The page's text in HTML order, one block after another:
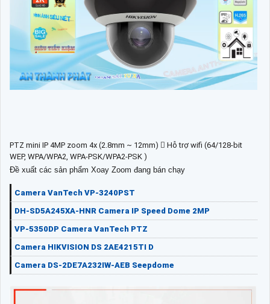
PTZ mini IP 4MP zoom 4x (2.8mm ~ 12mm)  Hỗ trợ wifi (64/128-bit
WEP, WPA/WPA2, WPA-PSK/WPA2-PSK )
Đề xuất các sản phẩm Xoay Zoom đang bán chạy
Camera VanTech VP-3240PST
DH-SD5A245XA-HNR Camera IP Speed Dome 2MP
VP-5350DP Camera VanTech PTZ
Camera HIKVISION DS 2AE4215TI D
Camera DS-2DE7A232IW-AEB Seepdome